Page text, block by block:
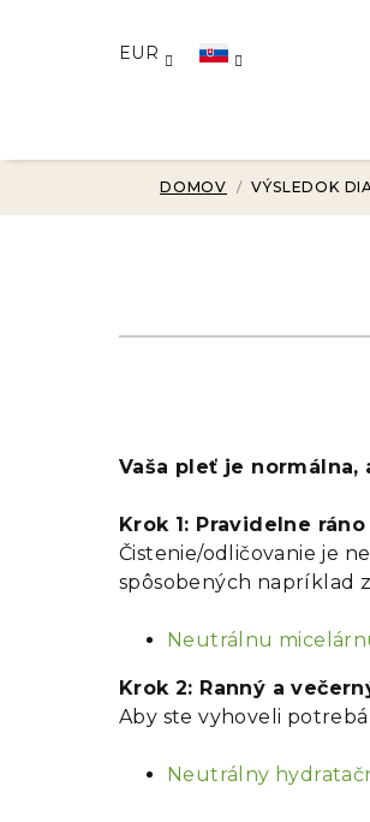
EUR
DOMOV / VÝSLEDOK
Vaša pleť je
Krok 1: Pravidelne
Čistenie/odličovanie je
spôsobených napríklad
Neutrálnu
Krok 2: Ranný a
Aby ste vyhoveli
Neutrálny